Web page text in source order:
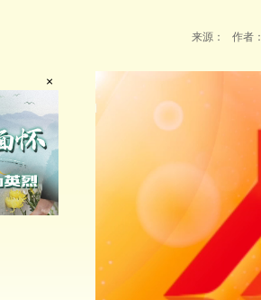
来源： 作者
×